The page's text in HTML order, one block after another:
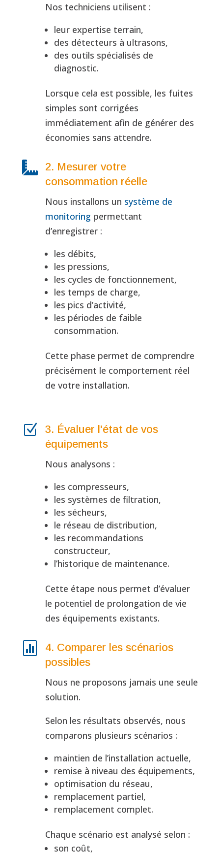
Nos techniciens utilisent :
leur expertise terrain,
des détecteurs à ultrasons,
des outils spécialisés de
diagnostic.
Lorsque cela est possible, les fuites
simples sont corrigées
immédiatement afin de générer des
économies sans attendre.

2. Mesurer votre
consommation réelle
Nous installons un système de
monitoring permettant
d’enregistrer :
les débits,
les pressions,
les cycles de fonctionnement,
les temps de charge,
les pics d’activité,
les périodes de faible
consommation.
Cette phase permet de comprendre
précisément le comportement réel
de votre installation.
Z
3. Évaluer l'état de vos
équipements
Nous analysons :
les compresseurs,
les systèmes de filtration,
les sécheurs,
le réseau de distribution,
les recommandations
constructeur,
l’historique de maintenance.
Cette étape nous permet d’évaluer
le potentiel de prolongation de vie
des équipements existants.

4. Comparer les scénarios
possibles
Nous ne proposons jamais une seule
solution.
Selon les résultats observés, nous
comparons plusieurs scénarios :
maintien de l’installation actuelle,
remise à niveau des équipements,
optimisation du réseau,
remplacement partiel,
remplacement complet.
Chaque scénario est analysé selon :
son coût,